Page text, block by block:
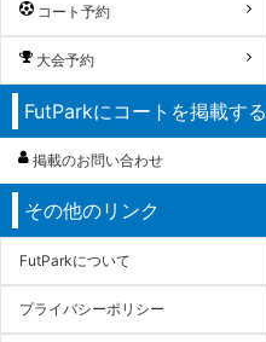
コート予約
大会予約
FutParkにコートを掲載する
掲載のお問い合わせ
その他のリンク
FutParkについて
プライバシーポリシー